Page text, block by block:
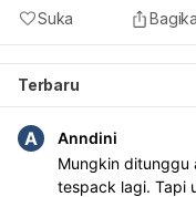
Suka
Terbaru
A
Anndini
Mungkin ditunggu
tespack lagi. Tapi